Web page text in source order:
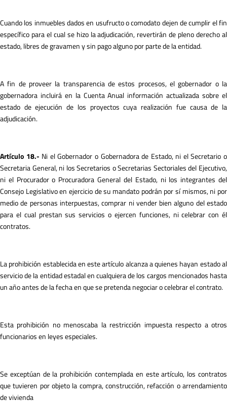
Cuando los inmuebles dados en usufructo o comodato dejen de cumplir el fin
específico para el cual se hizo la adjudicación, revertirán de pleno derecho al
estado, libres de gravamen y sin pago alguno por parte de la entidad.
A fin de proveer la transparencia de estos procesos, el gobernador o la
gobernadora incluirá en la Cuenta Anual información actualizada sobre el
estado de ejecución de los proyectos cuya realización fue causa de la
adjudicación.
Artículo 18.- Ni el Gobernador o Gobernadora de Estado, ni el Secretario o
Secretaria General, ni los Secretarios o Secretarias Sectoriales del Ejecutivo,
ni el Procurador o Procuradora General del Estado, ni los integrantes del
Consejo Legislativo en ejercicio de su mandato podrán por sí mismos, ni por
medio de personas interpuestas, comprar ni vender bien alguno del estado
para el cual prestan sus servicios o ejercen funciones, ni celebrar con él
contratos.
La prohibición establecida en este artículo alcanza a quienes hayan estado al
servicio de la entidad estadal en cualquiera de los cargos mencionados hasta
un año antes de la fecha en que se pretenda negociar o celebrar el contrato.
Esta prohibición no menoscaba la restricción impuesta respecto a otros
funcionarios en leyes especiales.
Se exceptúan de la prohibición contemplada en este artículo, los contratos
que tuvieren por objeto la compra, construcción, refacción o arrendamiento
de vivienda